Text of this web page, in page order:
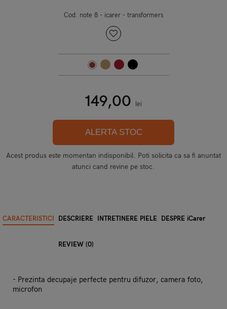
Cod: note 8 - icarer - transformers
149,00 lei
ALERTA STOC
Acest produs este momentan indisponibil. Poti solicita ca sa fi anuntat
atunci cand revine pe stoc.
CARACTERISTICI DESCRIERE INTRETINERE PIELE DESPRE iCarer
REVIEW (0)
- Prezinta decupaje perfecte pentru difuzor, camera foto,
microfon